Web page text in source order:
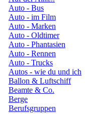
Auto - Bus
Auto - im Film
Auto - Marken
Auto - Oldtimer
Auto - Phantasien
Auto - Rennen
Auto - Trucks
Autos - wie du und ich
Ballon & Luftschiff
Beamte & Co.
Berge
Berufsgruppen